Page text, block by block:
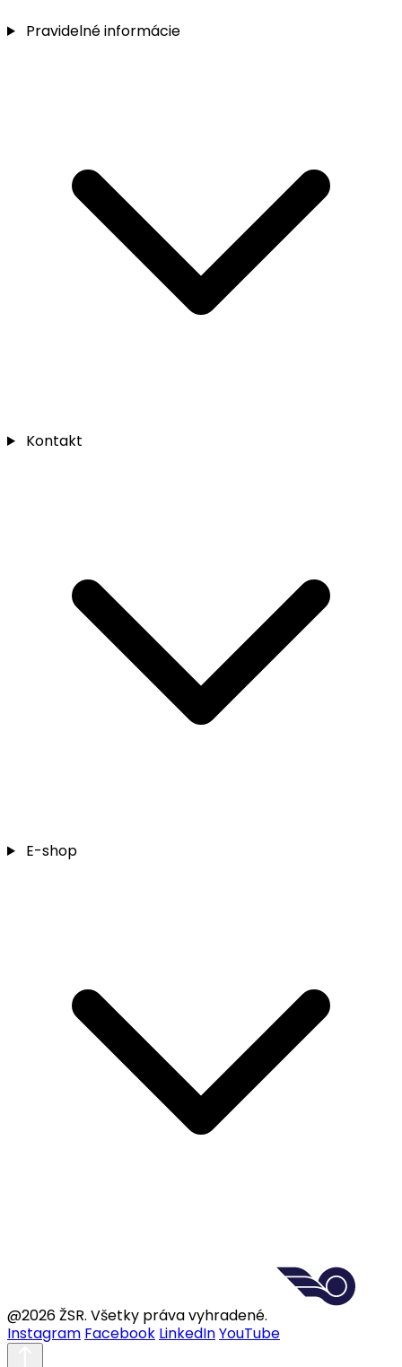
Pravidelné informácie
Kontakt
E-shop
@2026 ŽSR. Všetky práva vyhradené.
Instagram Facebook LinkedInYouTube